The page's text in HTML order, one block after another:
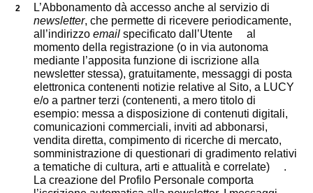
L’Abbonamento dà accesso anche al servizio di
newsletter, che permette di ricevere periodicamente,
all’indirizzoemail specificato dall’Utente al
momento della registrazione (o in via autonoma
mediante l’apposita funzione di iscrizione alla
newsletter stessa), gratuitamente, messaggi di posta
elettronica contenenti notizie relative al Sito, a LUCY
e/o a partner terzi (contenenti, a mero titolo di
esempio: messa a disposizione di contenuti digitali,
comunicazioni commerciali, inviti ad abbonarsi,
vendita diretta, compimento di ricerche di mercato,
somministrazione di questionari di gradimento relativi
a tematiche di cultura, arti e attualità e correlate) .
La creazione del Profilo Personale comporta